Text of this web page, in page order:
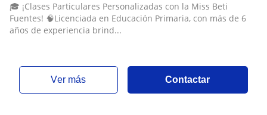
🎓 ¡Clases Particulares Personalizadas con la Miss Beti
Fuentes! 🧠Licenciada en Educación Primaria, con más de 6
años de experiencia brind...
ver más Contactar